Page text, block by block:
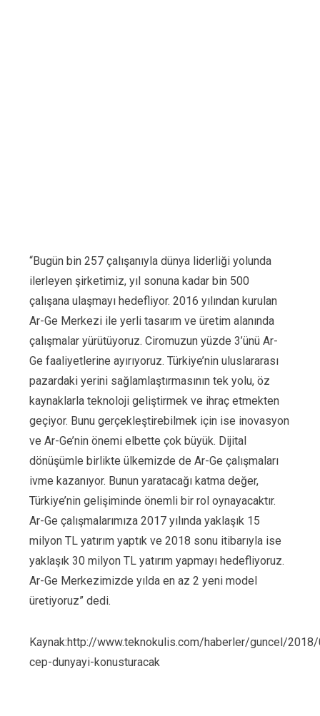
“Bugün bin 257 çalışanıyla dünya liderliği yolunda
ilerleyen şirketimiz, yıl sonuna kadar bin 500
çalışana ulaşmayı hedefliyor. 2016 yılından kurulan
Ar-Ge Merkezi ile yerli tasarım ve üretim alanında
çalışmalar yürütüyoruz. Ciromuzun yüzde 3’ünü Ar-
Ge faaliyetlerine ayırıyoruz. Türkiye’nin uluslararası
pazardaki yerini sağlamlaştırmasının tek yolu, öz
kaynaklarla teknoloji geliştirmek ve ihraç etmekten
geçiyor. Bunu gerçekleştirebilmek için ise inovasyon
ve Ar-Ge’nin önemi elbette çok büyük. Dijital
dönüşümle birlikte ülkemizde de Ar-Ge çalışmaları
ivme kazanıyor. Bunun yaratacağı katma değer,
Türkiye’nin gelişiminde önemli bir rol oynayacaktır.
Ar-Ge çalışmalarımıza 2017 yılında yaklaşık 15
milyon TL yatırım yaptık ve 2018 sonu itibarıyla ise
yaklaşık 30 milyon TL yatırım yapmayı hedefliyoruz.
Ar-Ge Merkezimizde yılda en az 2 yeni model
üretiyoruz” dedi.
Kaynak:http://www.teknokulis.com/haberler/guncel/
cep-dunyayi-konusturacak